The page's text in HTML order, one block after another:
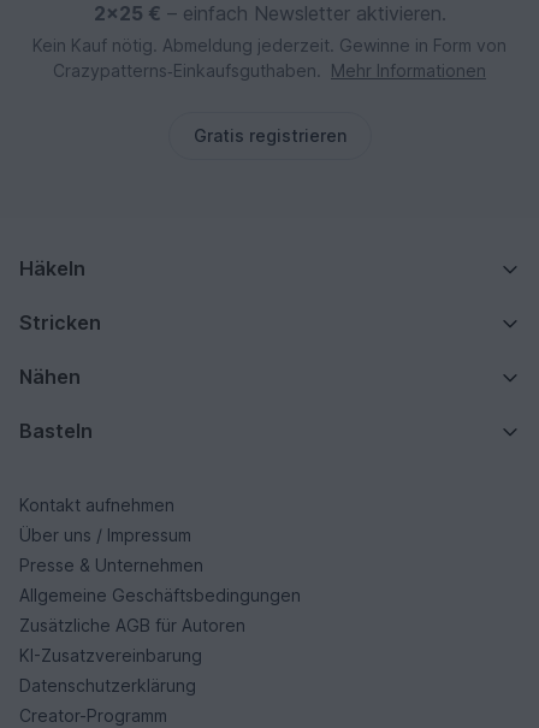
2×25 € – einfach Newsletter aktivieren.
Kein Kauf nötig. Abmeldung jederzeit. Gewinne in Form von
Crazypatterns‑Einkaufsguthaben.
Mehr Informationen
Gratis registrieren
Häkeln
Stricken
Nähen
Basteln
Kontakt aufnehmen
Über uns / Impressum
Presse & Unternehmen
Allgemeine Geschäftsbedingungen
Zusätzliche AGB für Autoren
KI-Zusatzvereinbarung
Datenschutzerklärung
Creator-Programm